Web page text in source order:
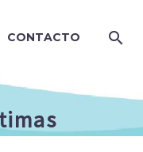
CONTACTO